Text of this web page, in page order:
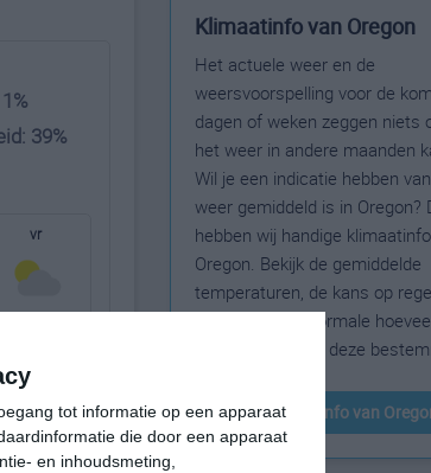
tot informatie op een apparaat
die door een apparaat
en inhoudsmeting,
39%
vr
24°C
21:00
Klimaatinfo van Oregon
Het actuele weer en de
weersvoorspelling voor de
dagen of weken zeggen niets
het weer in andere maanden
Wil je een indicatie hebben
weer gemiddeld is in Oregon?
hebben wij handige
Oregon. Bekijk de gemiddelde
temperaturen, de kans op
sneeuw en de normale
zonneschijn voor deze
klimaatinfo van